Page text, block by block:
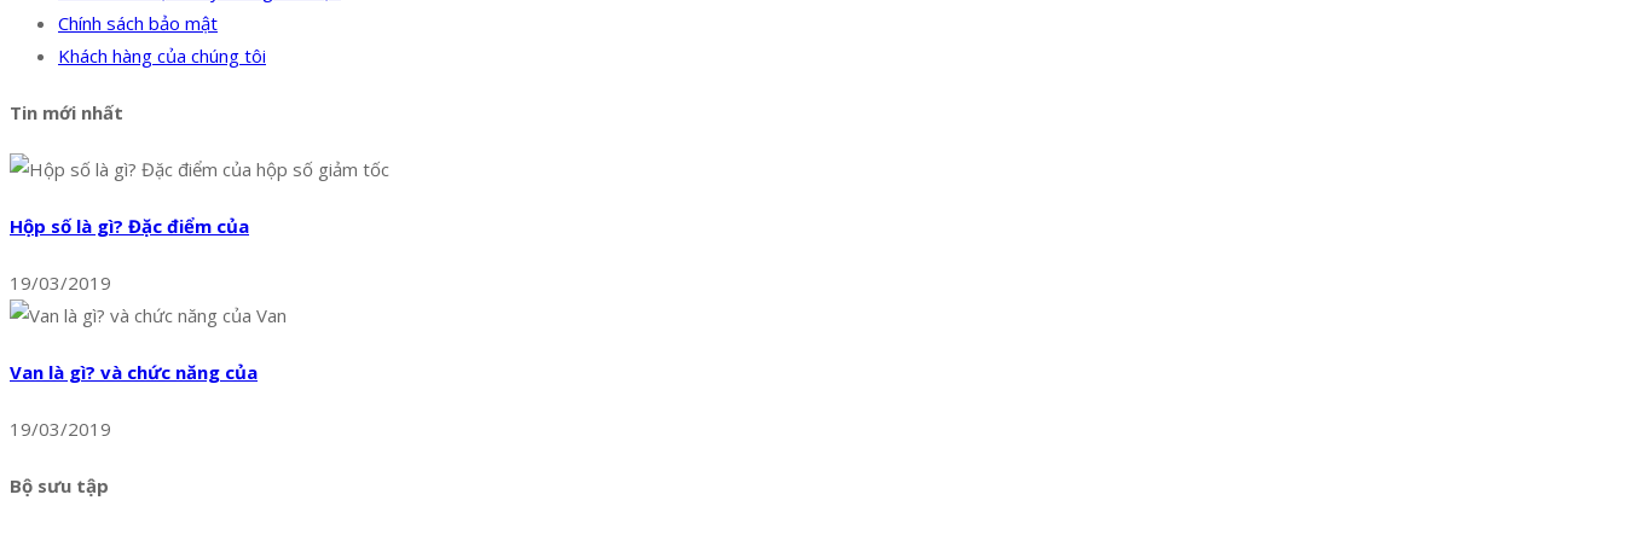
Chính sách bảo mật
Khách hàng của chúng tôi
Tin mới nhất
Hộp số là gì? Đặc điểm của
19/03/2019
Van là gì? và chức năng của
19/03/2019
Bộ sưu tập